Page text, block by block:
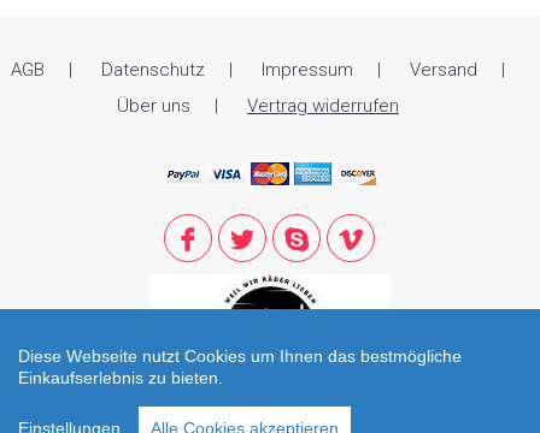
AGB Datenschutz Impressum
Versand
Über uns
Vertrag widerrufen
© 2021 Zweirad Reiter. All Rights Reserved. Öffnungszeiten: Di - Fr: 09.00
Diese Webseite nutzt Cookies um Ihnen das bestmögliche
Einkaufserlebnis zu bieten.
Einstellungen Alle Cookies akzeptieren